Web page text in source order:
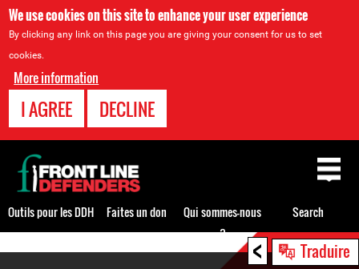
We use cookies on this site to enhance your user experience
By clicking any link on this page you are giving your consent for us to set
cookies.
More information
I AGREE DECLINE
< Traduire
Back
to
top
Outils pour les DDH Faites un don
Qui sommes-nous
?
Search